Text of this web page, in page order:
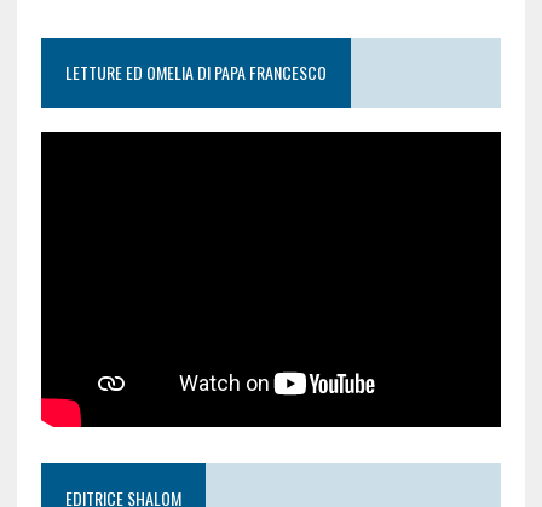
LETTURE ED OMELIA DI PAPA FRANCESCO
EDITRICE SHALOM